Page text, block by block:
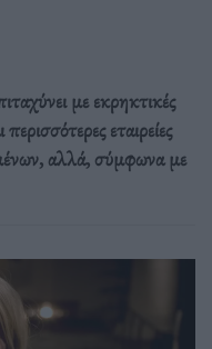
με εκρηκτικές
εταιρείες
αλλά, σύμφωνα με